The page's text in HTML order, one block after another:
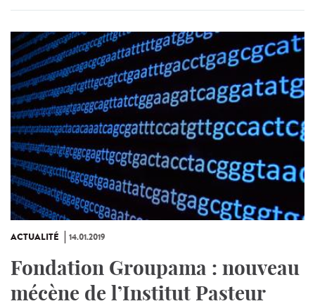
ACTUALITÉ 14.01.2019
Fondation Groupama : nouveau
mécène de l’Institut Pasteur